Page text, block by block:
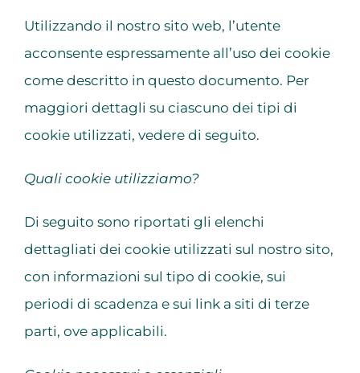
Utilizzando il nostro sito web, l’utente
acconsente espressamente all’uso dei cookie
come descritto in questo documento. Per
maggiori dettagli su ciascuno dei tipi di
cookie utilizzati, vedere di seguito.
Quali cookie utilizziamo?
Di seguito sono riportati gli elenchi
dettagliati dei cookie utilizzati sul nostro sito,
con informazioni sul tipo di cookie, sui
periodi di scadenza e sui link a siti di terze
parti, ove applicabili.